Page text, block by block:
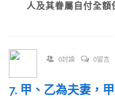
人及其眷屬自付全額
0討論 0留言
7. 甲、乙為夫妻，